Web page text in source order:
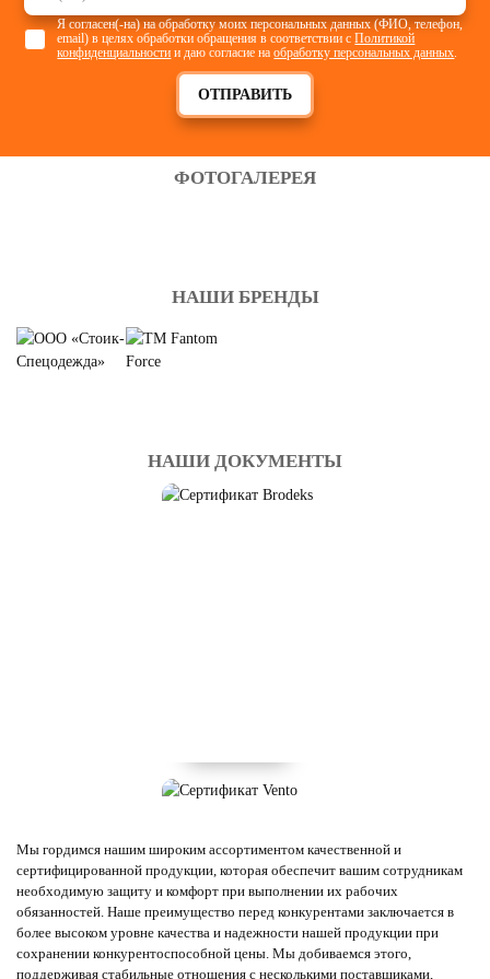
ОТПРАВИТЬ
Я согласен(-на) на обработку моих персональных данных (ФИО, телефон,
email) в целях обработки обращения в соответствии сПолитикой
конфиденциальности и даю согласие наобработку персональных данных.
ФОТОГАЛЕРЕЯ
НАШИ БРЕНДЫ
НАШИ ДОКУМЕНТЫ
Мы гордимся нашим широким ассортиментом качественной и
сертифицированной продукции, которая обеспечит вашим сотрудникам
необходимую защиту и комфорт при выполнении их рабочих
обязанностей. Наше преимущество перед конкурентами заключается в
более высоком уровне качества и надежности нашей продукции при
сохранении конкурентоспособной цены. Мы добиваемся этого,
поддерживая стабильные отношения с несколькими поставщиками,